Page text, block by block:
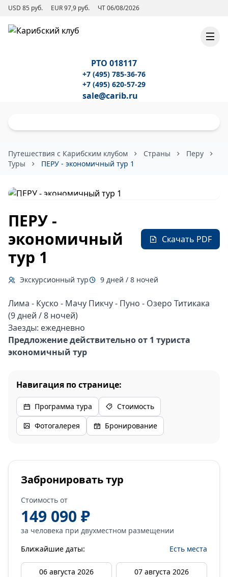
USD 85 руб. EUR 97,9 руб. ЧТ 06/08/2026
РТО 018117
+7 (495) 785-36-76
+7 (495) 620-57-29
sale@carib.ru
Путешествия с Карибским клубом Страны
Перу
Туры
ПЕРУ - экономичный тур 1
ПЕРУ -
экономичный
тур 1
Скачать PDF
Экскурсионный тур 9 дней / 8 ночей
Лима - Куско - Мачу Пикчу - Пуно - Озеро Титикака
(9 дней / 8 ночей)
Заезды: ежедневно
Предложение действительно от 1 туриста
экономичный тур
Навигация по странице:
Программа тура
Стоимость
Фотогалерея
Бронирование
Забронировать тур
Стоимость от
149 090 ₽
за человека при двухместном размещении
Ближайшие даты:
Есть места
06 августа 2026 07 августа 2026